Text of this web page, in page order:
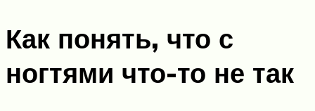
Как понять, что с
ногтями что-то не так